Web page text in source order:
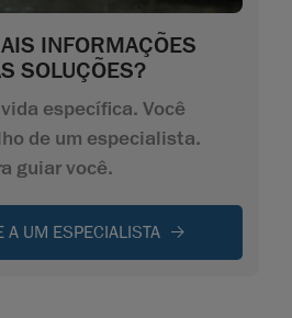
INFORMAÇÕES
SOLUÇÕES?
específica. Você
de um especialista.
guiar você.
A UM ESPECIALISTA